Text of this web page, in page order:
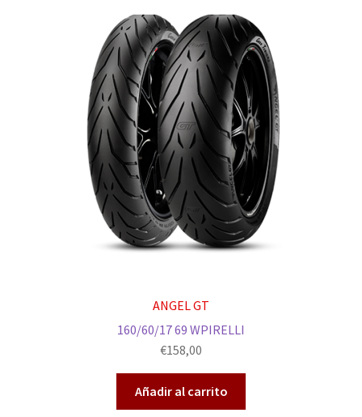
ANGEL GT
160/60/17 69 WPIRELLI
€158,00
Añadir al carrito